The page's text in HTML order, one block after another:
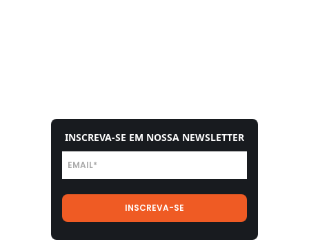
INSCREVA-SE EM NOSSA NEWSLETTER